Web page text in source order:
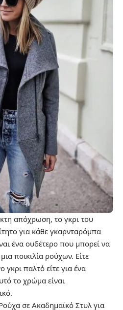
απόχρωση, το γκρι του
για κάθε γκαρνταρόμπα
ένα ουδέτερο που μπορεί να
ποικιλία ρούχων. Είτε
γκρι παλτό είτε για ένα
το χρώμα είναι
σε Ακαδημαϊκό Στυλ για